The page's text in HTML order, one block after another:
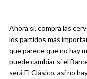
Ahora sí, compra las
los partidos más
que parece que no hay
puede cambiar si el
será El Clásico, así no